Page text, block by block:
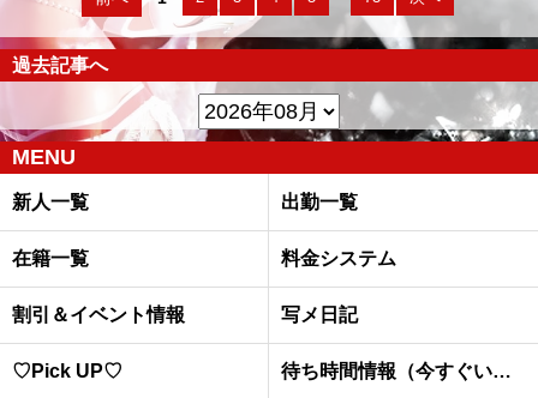
過去記事へ
MENU
新人一覧 出勤一覧
在籍一覧 料金システム
割引＆イベント情報 写メ日記
♡Pick UP♡ 待ち時間情報（今すぐいける娘）